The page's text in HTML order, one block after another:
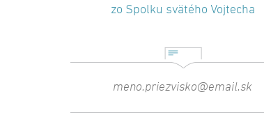
zo Spolku svätého Vojtecha